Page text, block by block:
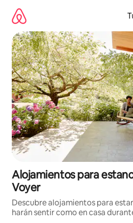
contenido
Alojamientos para
Voyer
Descubre alojamientos para
harán sentir como en casa